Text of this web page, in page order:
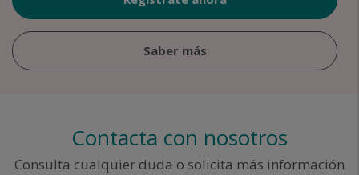
Saber más
Contacta con nosotros
Consulta cualquier duda o solicita más información